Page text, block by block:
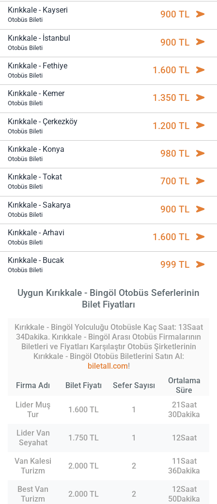
Kırıkkale - Kayseri
Otobüs Bileti 900 TL
Kırıkkale - İstanbul
Otobüs Bileti 900 TL
Kırıkkale - Fethiye
Otobüs Bileti 1.600 TL
Kırıkkale - Kemer
Otobüs Bileti 1.350 TL
Kırıkkale - Çerkezköy
Otobüs Bileti 1.200 TL
Kırıkkale - Konya
Otobüs Bileti 980 TL
Kırıkkale - Tokat
Otobüs Bileti 700 TL
Kırıkkale - Sakarya
Otobüs Bileti 900 TL
Kırıkkale - Arhavi
Otobüs Bileti 1.600 TL
Kırıkkale - Bucak
Otobüs Bileti 999 TL
Uygun Kırıkkale - Bingöl Otobüs Seferlerinin
Bilet Fiyatları
Kırıkkale - Bingöl Yolculuğu Otobüsle Kaç Saat: 13Saat
34Dakika. Kırıkkale - Bingöl Arası Otobüs Firmalarının
Biletleri ve Fiyatları Karşılaştır Otobüs Şirketlerinin
Kırıkkale - Bingöl Otobüs Biletlerini Satın Al:
biletall.com!
Firma Adı Bilet Fiyatı Sefer Sayısı
Ortalama
Süre
Lider Muş
Tur
1.600 TL 1
21Saat
30Dakika
Lider Van
Seyahat
1.750 TL 1 12Saat
Van Kalesi
Turizm
2.000 TL 2
11Saat
36Dakika
Best Van
Turizm
2.000 TL 2
12Saat
50Dakika